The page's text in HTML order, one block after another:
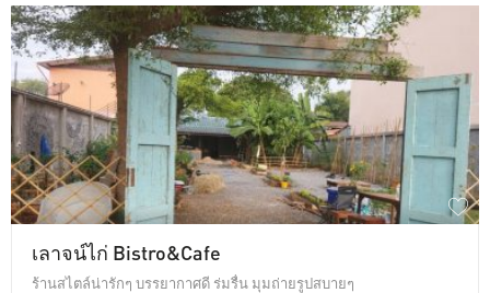
เลาจน์ไก่ Bistro&Cafe
ร้านสไตล์น่ารักๆ บรรยากาศดี ร่มรื่น มุมถ่ายรูปสบายๆ